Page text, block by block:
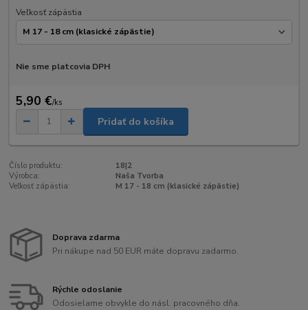
Veľkosť zápästia
Nie sme platcovia DPH
5,90 €/ks
Pridať do košíka
Číslo produktu:
18|2
Výrobca:
Naša Tvorba
Veľkosť zápästia:
M 17 - 18 cm (klasické zápästie)
Doprava zdarma
Pri nákupe nad 50 EUR máte dopravu zadarmo.
Rýchle odoslanie
Odosielame obvykle do násl. pracovného dňa.